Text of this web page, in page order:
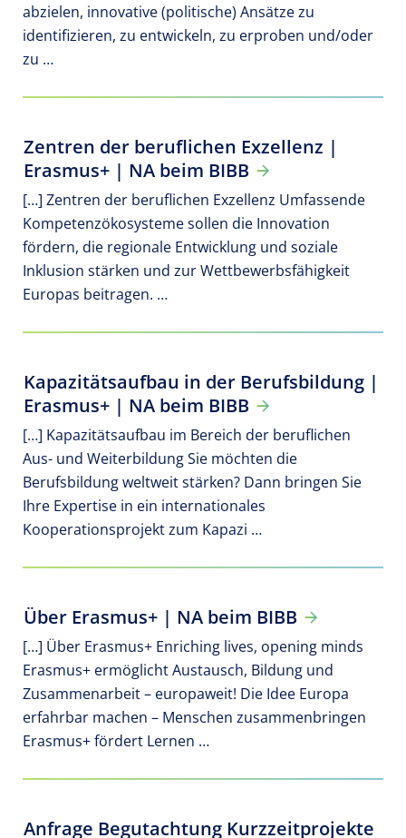
abzielen, innovative (politische) Ansätze zu
identifizieren, zu entwickeln, zu erproben und/oder
zu …
Zentren der beruflichen Exzellenz |
Erasmus+ | NA beim BIBB
[…] Zentren der beruflichen Exzellenz Umfassende
Kompetenzökosysteme sollen die Innovation
fördern, die regionale Entwicklung und soziale
Inklusion stärken und zur Wettbewerbsfähigkeit
Europas beitragen. …
Kapazitätsaufbau in der Berufsbildung |
Erasmus+ | NA beim BIBB
[…] Kapazitätsaufbau im Bereich der beruflichen
Aus- und Weiterbildung Sie möchten die
Berufsbildung weltweit stärken? Dann bringen Sie
Ihre Expertise in ein internationales
Kooperationsprojekt zum Kapazi …
Über Erasmus+ | NA beim BIBB
[…] Über Erasmus+ Enriching lives, opening minds
Erasmus+ ermöglicht Austausch, Bildung und
Zusammenarbeit – europaweit! Die Idee Europa
erfahrbar machen – Menschen zusammenbringen
Erasmus+ fördert Lernen …
Anfrage Begutachtung Kurzzeitprojekte